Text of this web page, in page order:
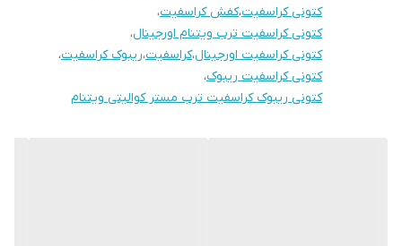
کتونی کراسفیت،کفش کراسفیت،
کتونی کراسفیت ترب ویتنام اورجینال،
کتونی کراسفیت اورجینال،کراسفیت،ریبوک کراسفیت،
کتونی کراسفیت ریبوک،
کتونی ریبوک کراسفیت ترب مستر کوالیتی ویتنام